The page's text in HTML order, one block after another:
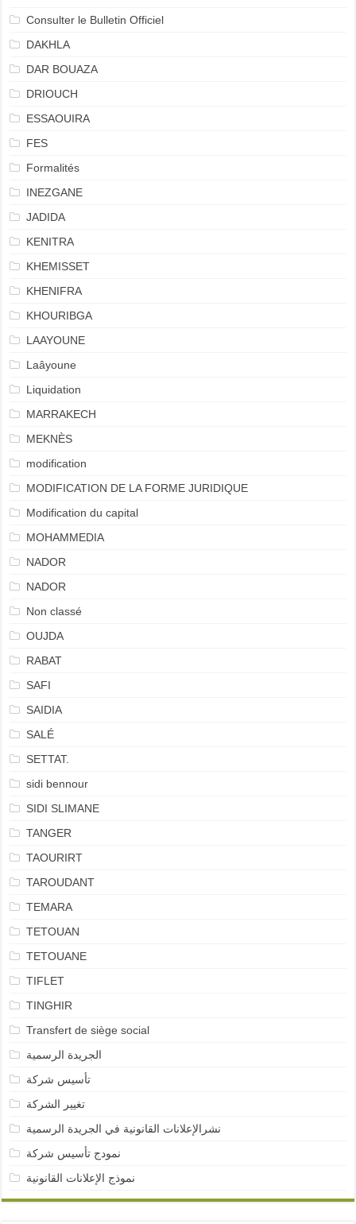
Consulter le Bulletin Officiel
DAKHLA
DAR BOUAZA
DRIOUCH
ESSAOUIRA
FES
Formalités
INEZGANE
JADIDA
KENITRA
KHEMISSET
KHENIFRA
KHOURIBGA
LAAYOUNE
Laâyoune
Liquidation
MARRAKECH
MEKNÈS
modification
MODIFICATION DE LA FORME JURIDIQUE
Modification du capital
MOHAMMEDIA
NADOR
NADOR
Non classé
OUJDA
RABAT
SAFI
SAIDIA
SALÉ
SETTAT.
sidi bennour
SIDI SLIMANE
TANGER
TAOURIRT
TAROUDANT
TEMARA
TETOUAN
TETOUANE
TIFLET
TINGHIR
Transfert de siège social
الجريدة الرسمية
تأسيس شركة
تغيير الشركة
نشرالإعلانات القانونية في الجريدة الرسمية
نمودج تأسيس شركة
نموذج الإعلانات القانونية